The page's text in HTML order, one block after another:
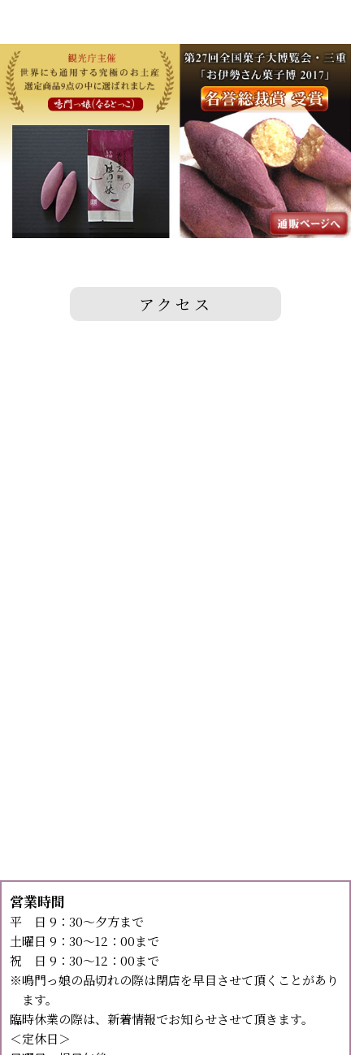
アクセス
営業時間
平 日 9：30～夕方まで
土曜日 9：30～12：00まで
祝 日 9：30～12：00まで
※鳴門っ娘の品切れの際は閉店を早目させて頂くことがあり
ます。
臨時休業の際は、新着情報でお知らせさせて頂きます。
＜定休日＞